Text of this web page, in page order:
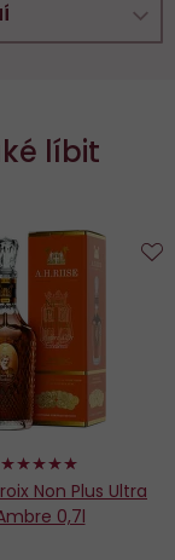
líbit
98%
Non Plus Ultra
0,7l